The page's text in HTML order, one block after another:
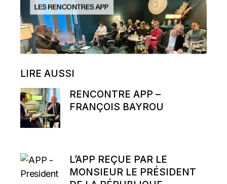
LIRE AUSSI
RENCONTRE APP –
FRANÇOIS BAYROU
L’APP REÇUE PAR LE
MONSIEUR LE PRÉSIDENT